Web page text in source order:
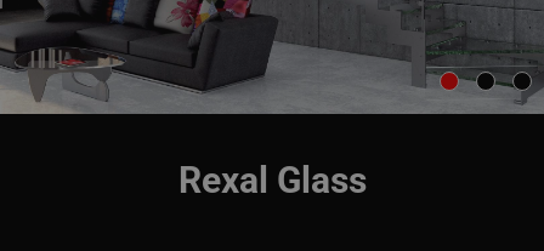
Rexal Glass